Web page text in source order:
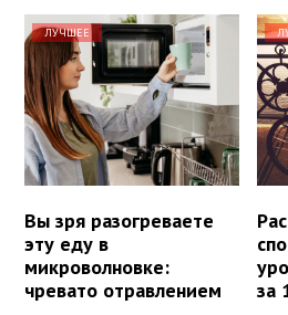
ЛУЧШЕЕ
Вы зря разогреваете
эту еду в
микроволновке:
чревато отравлением
за